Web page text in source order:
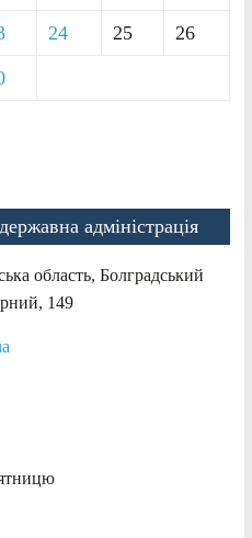
24 25 26
адміністрація
область, Болградський
149